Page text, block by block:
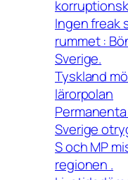
Ingen freak
rummet :
Sverige.
Tyskland
lärorpolan
Sverige
S och MP
regionen .